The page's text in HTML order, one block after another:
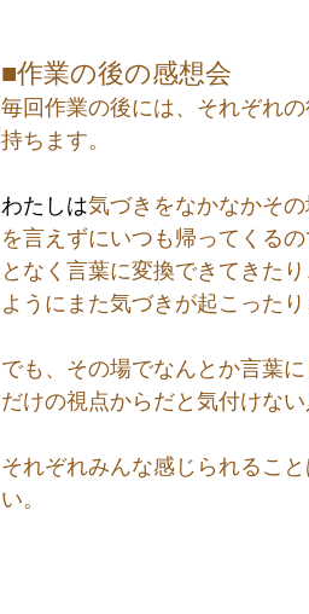
■作業の後の感想会
毎回作業の後には、それぞれ
持ちます。
わたしは気づきをなかなかそ
を言えずにいつも帰ってくる
となく言葉に変換できてきた
ようにまた気づきが起こった
でも、その場でなんとか言葉
だけの視点からだと気付けな
それぞれみんな感じられるこ
い。